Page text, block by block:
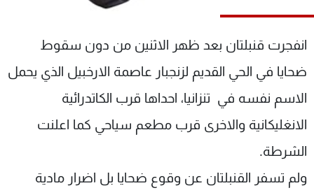
انفجرت قنبلتان بعد ظهر الاثنين من دون سقوط
ضحايا في الحي القديم لزنجبار عاصمة الارخبيل الذي يحمل
الاسم نفسه في تنزانيا، احداها قرب الكاتدرائية
الانغليكانية والاخرى قرب مطعم سياحي كما اعلنت
الشرطة.
ولم تسفر القنبلتان عن وقوع ضحايا بل اضرار مادية
شاهد البرامج
عن MTV
الإنـتـاج
لاعلاناتكم
وظائف
تواصل معنا
شروط الإسـتخدام
سياسة الخصوصية